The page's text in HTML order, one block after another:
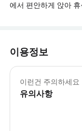
에서 편안하게 앉아
이용정보
이런건 주의하세요
유의사항